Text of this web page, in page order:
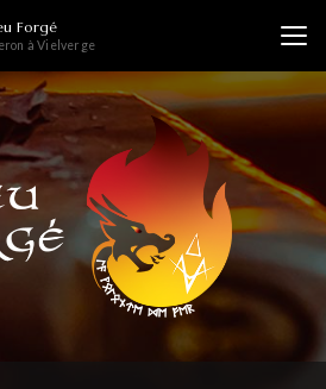
Forgé
à Vielverge